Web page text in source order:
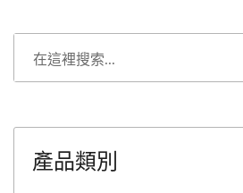
產品類別